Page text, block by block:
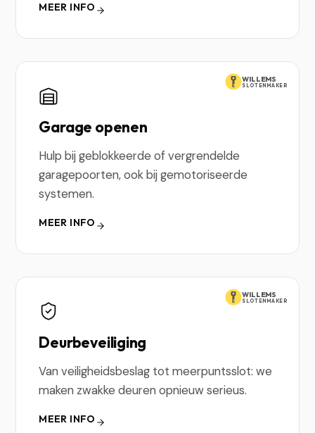
MEER INFO
WILLEMS
SLOTENMAKER
Garage openen
Hulp bij geblokkeerde of vergrendelde
garagepoorten, ook bij gemotoriseerde
systemen.
MEER INFO
WILLEMS
SLOTENMAKER
Deurbeveiliging
Van veiligheidsbeslag tot meerpuntsslot: we
maken zwakke deuren opnieuw serieus.
MEER INFO